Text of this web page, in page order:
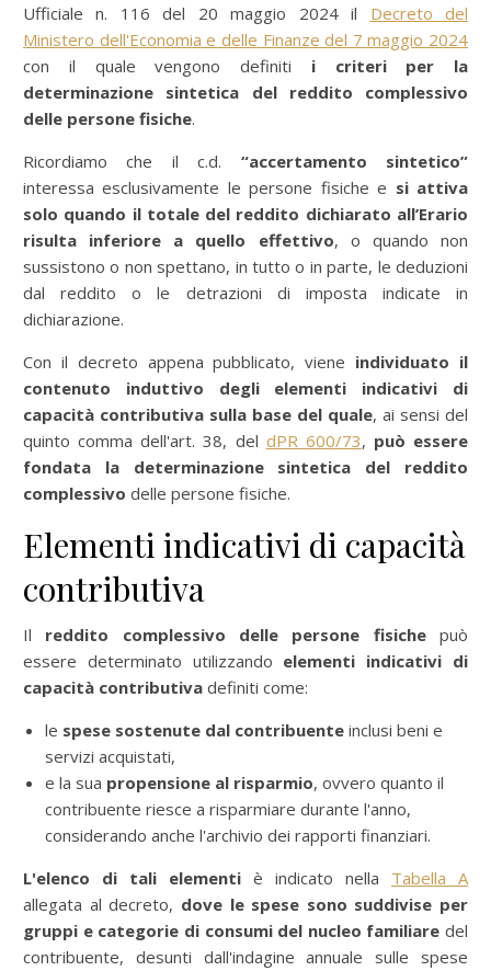
Ufficiale n. 116 del 20 maggio 2024 il Decreto del
Ministero dell'Economia e delle Finanze del 7 maggio 2024
con il quale vengono definiti i criteri per la
determinazione sintetica del reddito complessivo
delle persone fisiche.
Ricordiamo che il c.d. “accertamento sintetico”
interessa esclusivamente le persone fisiche e si attiva
solo quando il totale del reddito dichiarato all’Erario
risulta inferiore a quello effettivo, o quando non
sussistono o non spettano, in tutto o in parte, le deduzioni
dal reddito o le detrazioni di imposta indicate in
dichiarazione.
Con il decreto appena pubblicato, viene individuato il
contenuto induttivo degli elementi indicativi di
capacità contributiva sulla base del quale, ai sensi del
quinto comma dell'art. 38, del dPR 600/73, può essere
fondata la determinazione sintetica del reddito
complessivo delle persone fisiche.
Elementi indicativi di capacità
contributiva
Il reddito complessivo delle persone fisichepuò
essere determinato utilizzando elementi indicativi di
capacità contributiva definiti come:
le spese sostenute dal contribuente inclusi beni e
servizi acquistati,
e la sua propensione al risparmio, ovvero quanto il
contribuente riesce a risparmiare durante l'anno,
considerando anche l'archivio dei rapporti finanziari.
L'elenco di tali elementi è indicato nella Tabella A
allegata al decreto, dove le spese sono suddivise per
gruppi e categorie di consumi del nucleo familiare del
contribuente, desunti dall'indagine annuale sulle spese